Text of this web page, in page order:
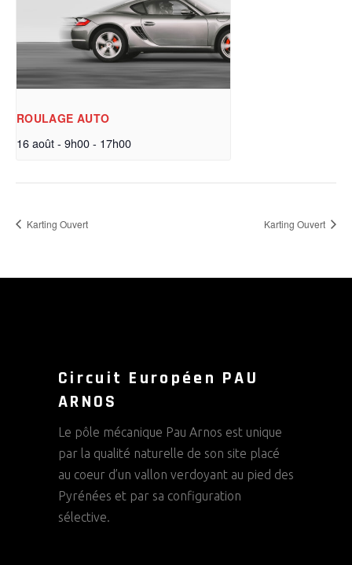
ROULAGE AUTO
16 août - 9h00- 17h00
Karting Ouvert Karting Ouvert
Circuit Européen PAU
ARNOS
Le pôle mécanique Pau Arnos est unique
par la qualité naturelle de son site placé
au coeur d’un vallon verdoyant au pied des
Pyrénées et par sa configuration
sélective.